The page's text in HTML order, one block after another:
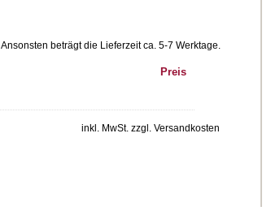
Ansonsten beträgt die Lieferzeit ca. 5-7 Werktage.
Preis
inkl. MwSt. zzgl. Versandkosten